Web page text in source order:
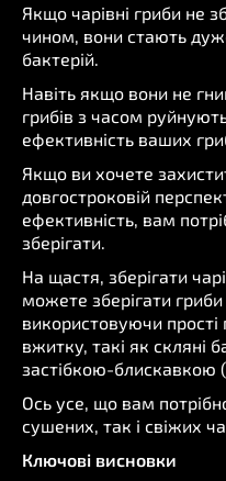
Якщо чарівні гриби не
чином, вони стають
бактерій.
Навіть якщо вони не
грибів з часом
ефективність ваших
Якщо ви хочете
довгостроковій
ефективність, вам
зберігати.
На щастя, зберігати
можете зберігати
використовуючи
вжитку, такі як скляні
застібкою-блискавкою
Ось усе, що вам
сушених, так і свіжих
Ключові висновки